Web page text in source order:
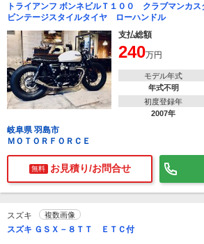
トライアンフ ボンネビルＴ１００ クラブマンカ
ビンテージスタイルタイヤ ローハンドル
支払総額
240万円
モデル年式
年式不明
初度登録年
2007年
岐阜県 羽島市
ＭＯＴＯＲＦＯＲＣＥ
無料 お見積り/お問合せ
スズキ 複数画像
スズキ ＧＳＸ－８ＴＴ ＥＴＣ付